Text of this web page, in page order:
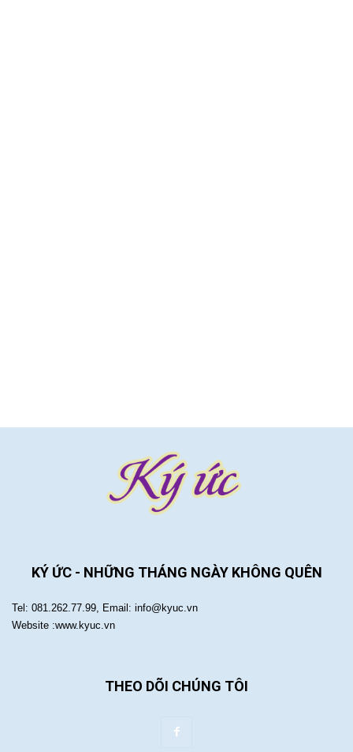
KÝ ỨC - NHỮNG THÁNG NGÀY KHÔNG QUÊN
Tel: 081.262.77.99, Email: info@kyuc.vn
Website :www.kyuc.vn
THEO DÕI CHÚNG TÔI